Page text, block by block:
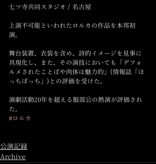
七ツ寺共同スタジオ / 名古屋
上演不可能といわれたロルカの作品を本邦初
演。
舞台装置、衣装を含め、詩的イメージを見事に
具現化し、また、その演技においても「デフォ
ルメされたことばや肉体は魅力的」(情報誌「ほ
っちぽっち」)との評価を受けた。
演劇活動20年を超える服部公の熱演が評価され
た。
#ロルカ
公演記録
Archive